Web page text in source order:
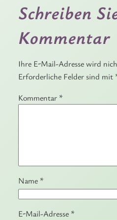
Schreiben
Kommentar
Ihre E-Mail-Adresse wird
Erforderliche Felder sind mit
Kommentar *
Name *
E-Mail-Adresse *